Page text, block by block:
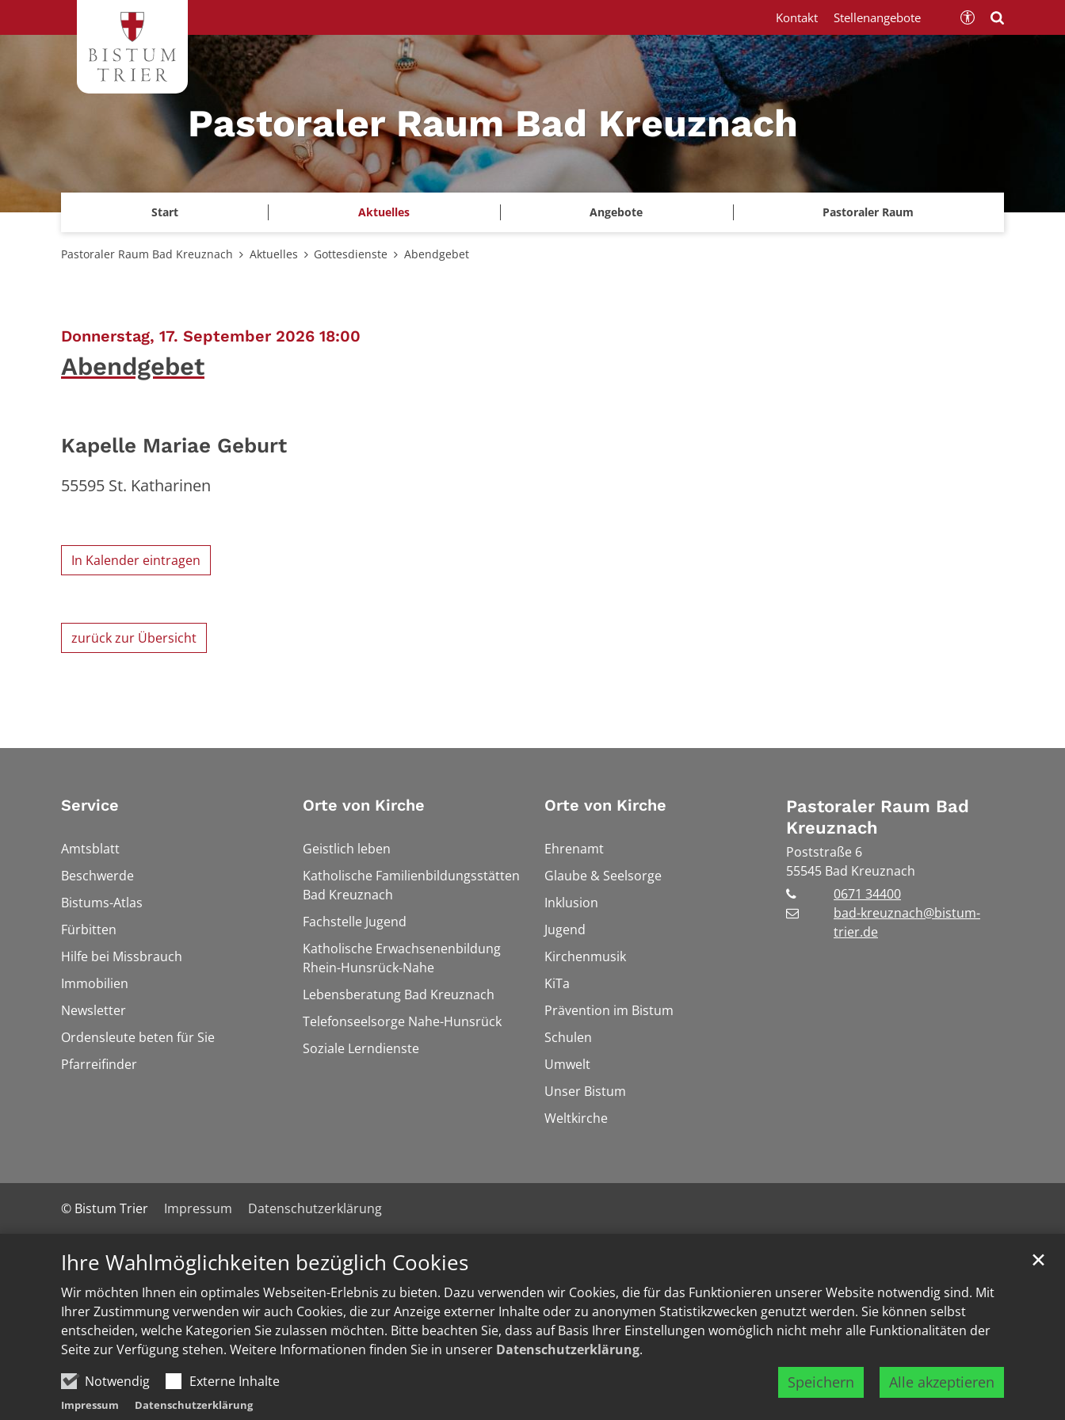
Ihre Wahlmöglichkeiten bezüglich Cookies
Wir möchten Ihnen ein optimales Webseiten-Erlebnis zu bieten. Dazu verwenden wir Cookies, die für das Funktionieren unserer Website notwendig sind. Mit
Ihrer Zustimmung verwenden wir auch Cookies, die zur Anzeige externer Inhalte oder zu anonymen Statistikzwecken genutzt werden. Sie können selbst
entscheiden, welche Kategorien Sie zulassen möchten. Bitte beachten Sie, dass auf Basis Ihrer Einstellungen womöglich nicht mehr alle Funktionalitäten der
Seite zur Verfügung stehen. Weitere Informationen finden Sie in unserer Datenschutzerklärung.
Notwendig
Externe Inhalte Speichern Alle akzeptieren
✕
Impressum Datenschutzerklärung
Pastoraler Raum Bad Kreuznach
Start Aktuelles Angebote Pastoraler Raum
Kontakt Stellenangebote
Pastoraler Raum Bad Kreuznach Aktuelles Gottesdienste Abendgebet
Donnerstag, 17. September 2026 18:00
Abendgebet
Kapelle Mariae Geburt
55595 St. Katharinen
In Kalender eintragen
zurück zur Übersicht
Service
Amtsblatt
Beschwerde
Bistums-Atlas
Fürbitten
Hilfe bei Missbrauch
Immobilien
Newsletter
Ordensleute beten für Sie
Pfarreifinder
Orte von Kirche
Geistlich leben
Katholische Familienbildungsstätten
Bad Kreuznach
Fachstelle Jugend
Katholische Erwachsenenbildung
Rhein-Hunsrück-Nahe
Lebensberatung Bad Kreuznach
Telefonseelsorge Nahe-Hunsrück
Soziale Lerndienste
Orte von Kirche
Ehrenamt
Glaube & Seelsorge
Inklusion
Jugend
Kirchenmusik
KiTa
Prävention im Bistum
Schulen
Umwelt
Unser Bistum
Weltkirche
Pastoraler Raum Bad
Kreuznach
Poststraße 6
55545 Bad Kreuznach
0671 34400
bad-kreuznach@bistum-
trier.de
© Bistum Trier Impressum Datenschutzerklärung